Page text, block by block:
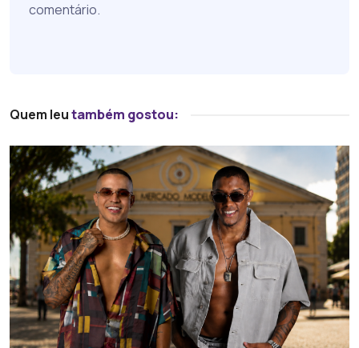
comentário.
Quem leutambém gostou: